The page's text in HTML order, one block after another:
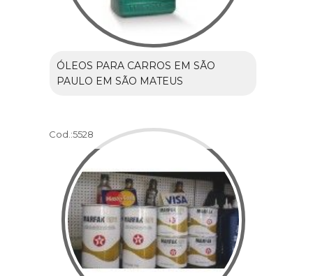
ÓLEOS PARA CARROS EM SÃO
PAULO EM SÃO MATEUS
Cod.:5528